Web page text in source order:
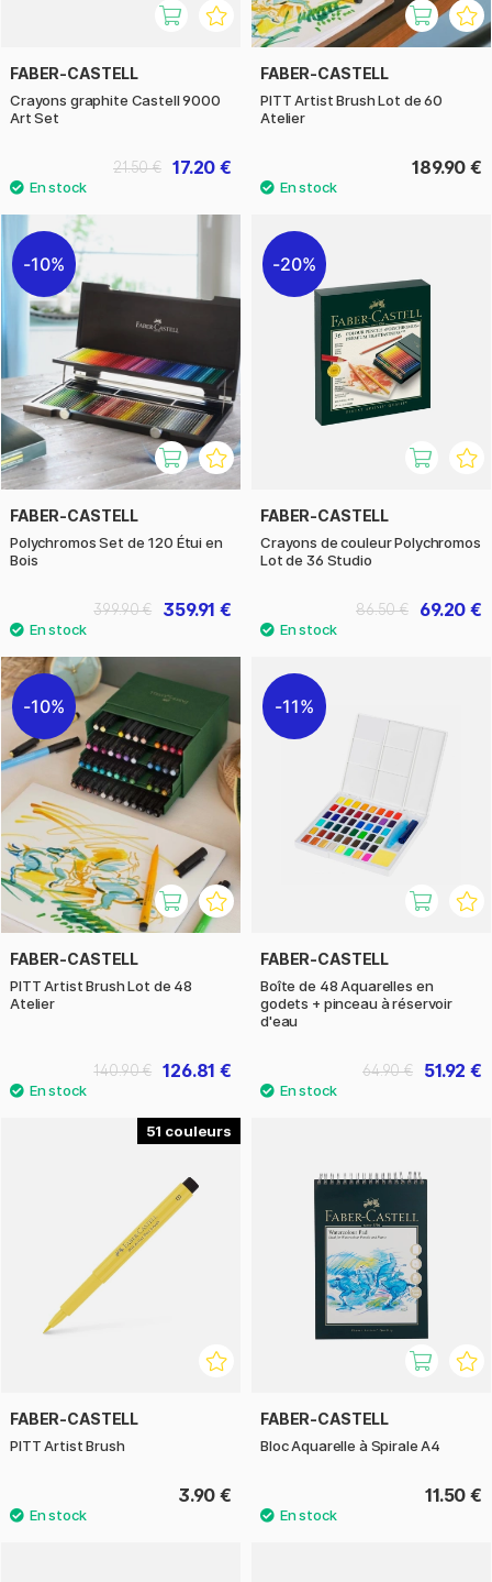
FABER-CASTELL
Crayons graphite Castell 9000
Art Set
17.20 €
21.50 €
FABER-CASTELL
PITT Artist Brush Lot de 60
Atelier
189.90 €
10%
FABER-CASTELL
Polychromos Set de 120 Étui en
Bois
359.91 €
399.90 €
20%
FABER-CASTELL
Crayons de couleur Polychromos
Lot de 36 Studio
69.20 €
86.50 €
10%
FABER-CASTELL
PITT Artist Brush Lot de 48
Atelier
126.81 €
140.90 €
11%
FABER-CASTELL
Boîte de 48 Aquarelles en
godets + pinceau à réservoir
d'eau
51.92 €
64.90 €
51
FABER-CASTELL
PITT Artist Brush
3.90 €
FABER-CASTELL
Bloc Aquarelle à Spirale A4
11.50 €